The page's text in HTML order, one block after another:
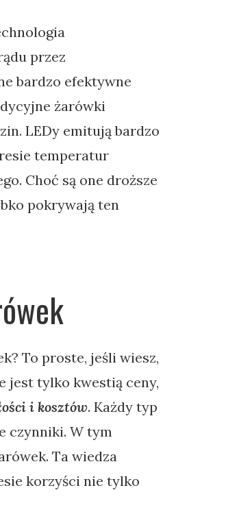
przez
bardzo efektywne
żarówki
LEDy emitują bardzo
temperatur
Choć są one droższe
pokrywają ten
To proste, jeśli wiesz,
jest tylko kwestią ceny,
i kosztów. Każdy typ
czynniki. W tym
Ta wiedza
korzyści nie tylko